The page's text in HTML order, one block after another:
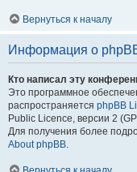
Вернуться к началу
Информация о
Кто написал эту
Это программное
распространяется phpBB
Public Licence, версии 2
Для получения более
About phpBB